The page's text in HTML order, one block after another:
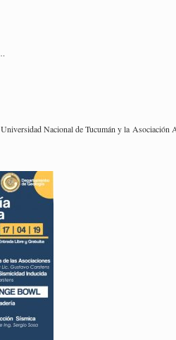
Na­cio­nal de Tu­cu­mán y la Aso­cia­ción